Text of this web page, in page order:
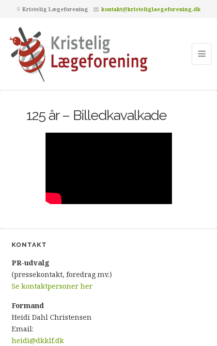
Kristelig Lægeforening kontakt@kristeliglaegeforening.dk
125 år – Billedkavalkade
KONTAKT
PR-udvalg
(pressekontakt, foredrag mv.)
Se kontaktpersoner her
Formand
Heidi Dahl Christensen
Email:
heidi@dkklf.dk